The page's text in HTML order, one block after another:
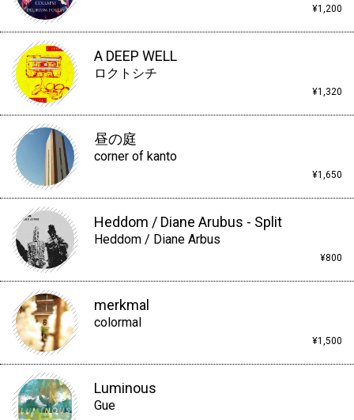
¥1,200
A DEEP WELL
ロクトシチ
¥1,320
昼の庭
corner of kanto
¥1,650
Heddom / Diane Arubus - Split
Heddom / Diane Arbus
¥800
merkmal
colormal
¥1,500
Luminous
Gue